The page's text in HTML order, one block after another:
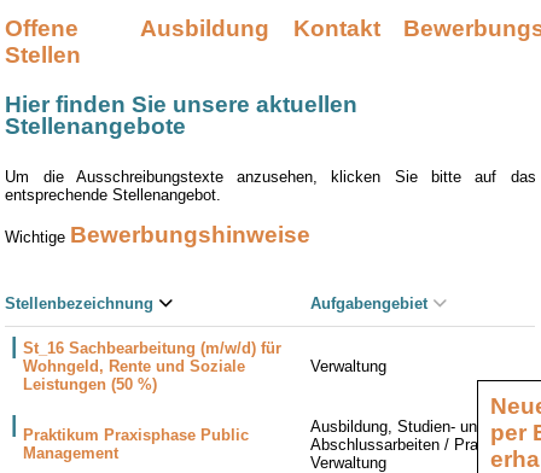
Offene
Stellen
Ausbildung Kontakt
Hier finden Sie unsere aktuellen
Stellenangebote
Um die Ausschreibungstexte anzusehen, klicken Sie bitte auf das
entsprechende Stellenangebot.
Wichtige Bewerbungshinweise
Stellenbezeichnung Aufgabengebiet
St_16 Sachbearbeitung (m/w/d) für
Wohngeld, Rente und Soziale
Leistungen (50 %)
Verwaltung
Praktikum Praxisphase Public
Management
Ausbildung, Studien- und
Abschlussarbeiten / Praktika,
Verwaltung
per